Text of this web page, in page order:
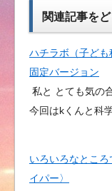
関連記事をど
ハチラボ（子ど
固定バージョン
私と とても気の
今回はkくんと科
いろいろなとこ
イパー〉